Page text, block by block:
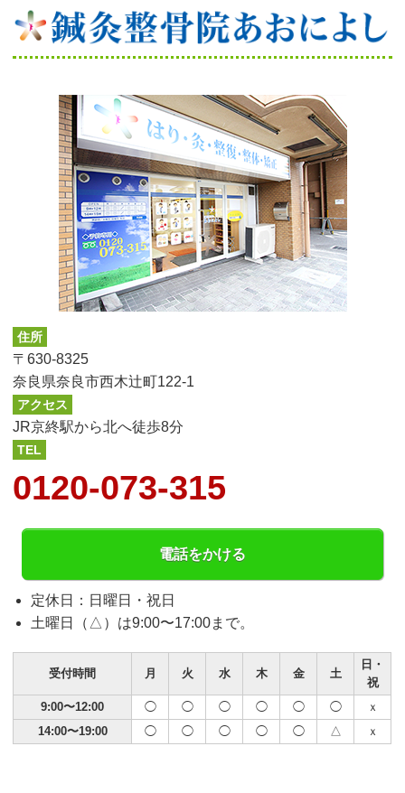
令和５年１０月の診療日について
令和5年９月２３日 祝日診療のお知らせ
令和５年９月の診療日について
令和５年８月の診療日について
令和５年８月休診日のお知らせ
令和５年６月の診療日について
令和５年５月の営業について
令和５年４月の営業について
令和５年３月の営業について
令和5年2月11日 祝日診療のお知らせ
令和５年２月の営業について
令和５年１月の営業について
令和4年１２月の営業について
住所
〒630-8325
奈良県奈良市西木辻町122-1
アクセス
JR京終駅から北へ徒歩8分
TEL
0120-073-315
電話をかける
定休日：日曜日・祝日
土曜日（△）は9:00〜17:00まで。
受付時間 月 火 水 木 金 土
日・
祝
9:00〜12:00
◯ ◯ ◯ ◯ ◯ ◯
ｘ
14:00〜19:00
◯ ◯ ◯ ◯ ◯ △ ｘ